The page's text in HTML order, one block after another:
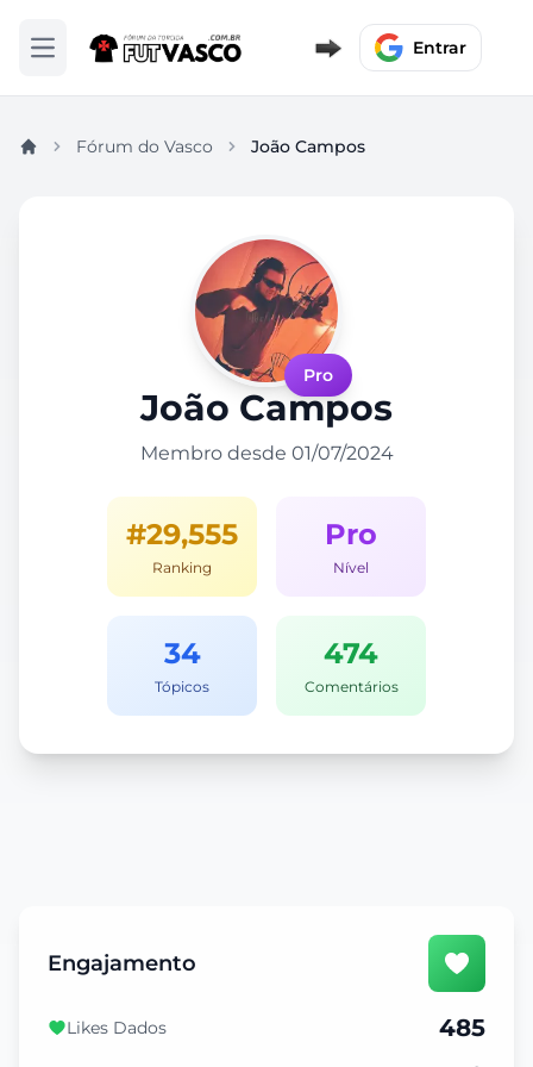
Abrir menu Entrar
Fórum do Vasco João Campos
Pro
João Campos
Membro desde 01/07/2024
#29,555
Ranking
Pro
Nível
34
Tópicos
474
Comentários
Engajamento
Likes Dados 485